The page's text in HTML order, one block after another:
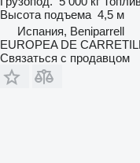
Высота подъема 4,5 м
Испания, Beniparrell
EUROPEA DE
Связаться с продавцом